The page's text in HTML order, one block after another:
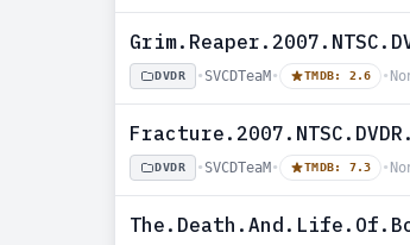
DVDR • SVCDTeaM • TMDB: 2.6 •
DVDR • SVCDTeaM • TMDB: 7.3 •